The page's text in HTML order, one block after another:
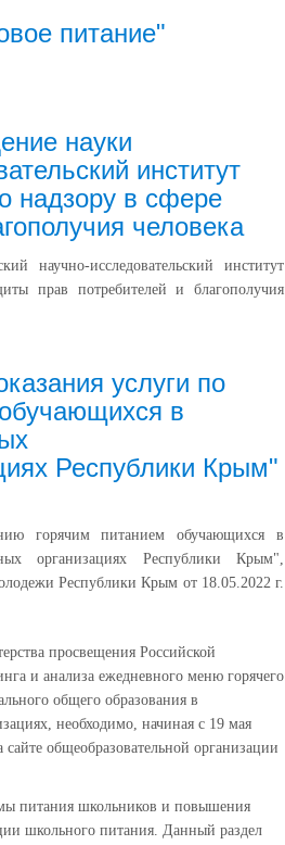
питание"
науки
институт
надзору в сфере
человека
научно-исследовательский институт
прав потребителей и благополучия
услуги по
в
Республики Крым"
горячим питанием обучающихся в
организациях Республики Крым",
Республики Крым от 18.05.2022 г.
просвещения Российской
и анализа ежедневного меню горячего
общего образования в
необходимо, начиная с 19 мая
общеобразовательной организации
питания школьников и повышения
школьного питания. Данный раздел